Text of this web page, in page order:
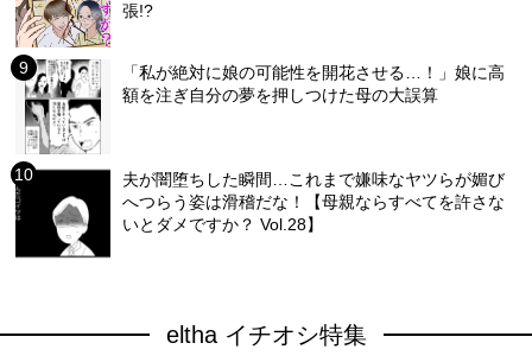
張!?
「私が絶対に娘の可能性を開花させる…！」娘に高
額を注ぎ自分の夢を押しつけた母の大誤算
夫が闇堕ちした瞬間…これまで嫌味なヤツらが媚び
へつらう姿は滑稽だな！【母親ならすべてを許さな
いとダメですか？ Vol.28】
eltha イチオシ特集